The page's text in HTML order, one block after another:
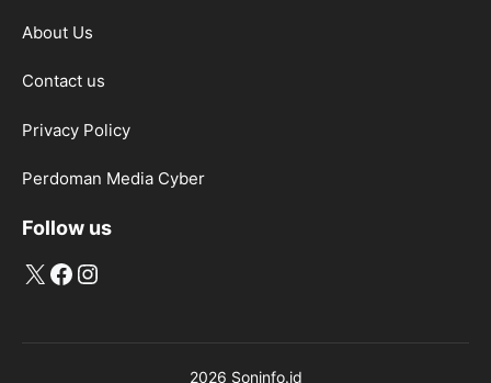
About Us
Contact us
Privacy Policy
Perdoman Media Cyber
Follow us
X Facebook
Instagram
2026 Soninfo.id